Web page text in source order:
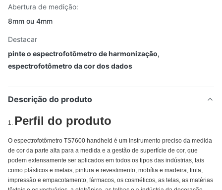
Abertura de medição:
8mm ou 4mm
Destacar
pinte o espectrofotômetro de harmonização,
espectrofotômetro da cor dos dados
Descrição do produto
1. Perfil do produto
O espectrofotômetro TS7600 handheld é um instrumento preciso da medida
de cor da parte alta para a medida e a gestão de superfície de cor, que
podem extensamente ser aplicados em todos os tipos das indústrias, tais
como plásticos e metais, pintura e revestimento, mobília e madeira, tinta,
impressão e empacotamento, fármacos, os cosméticos, as telas, as matérias